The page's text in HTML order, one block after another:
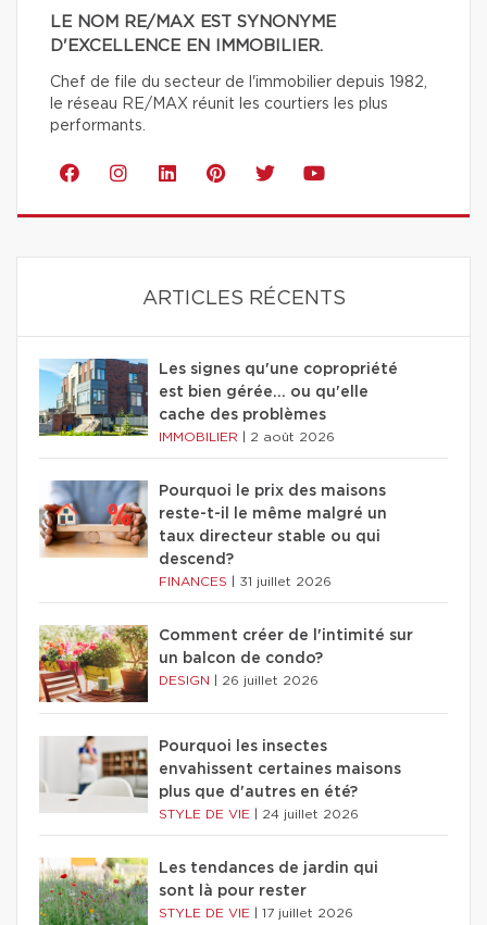
LE NOM RE/MAX EST SYNONYME
D'EXCELLENCE EN IMMOBILIER.
Chef de file du secteur de l'immobilier depuis 1982,
le réseau RE/MAX réunit les courtiers les plus
performants.
ARTICLES RÉCENTS
Les signes qu'une copropriété
est bien gérée… ou qu'elle
cache des problèmes
IMMOBILIER 2 août 2026
Pourquoi le prix des maisons
reste-t-il le même malgré un
taux directeur stable ou qui
descend?
FINANCES 31 juillet 2026
Comment créer de l'intimité sur
un balcon de condo?
DESIGN 26 juillet 2026
Pourquoi les insectes
envahissent certaines maisons
plus que d'autres en été?
STYLE DE VIE 24 juillet 2026
Les tendances de jardin qui
sont là pour rester
STYLE DE VIE 17 juillet 2026